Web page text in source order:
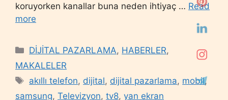
koruyorken kanallar buna neden ihtiyaç … Read
more
Categories
DİJİTAL PAZARLAMA, HABERLER,
MAKALELER
Tags
akıllı telefon, dijital, dijital pazarlama, mobil,
samsung, Televizyon, tv8, yan ekran